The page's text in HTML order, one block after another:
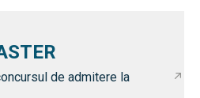
de admitere la